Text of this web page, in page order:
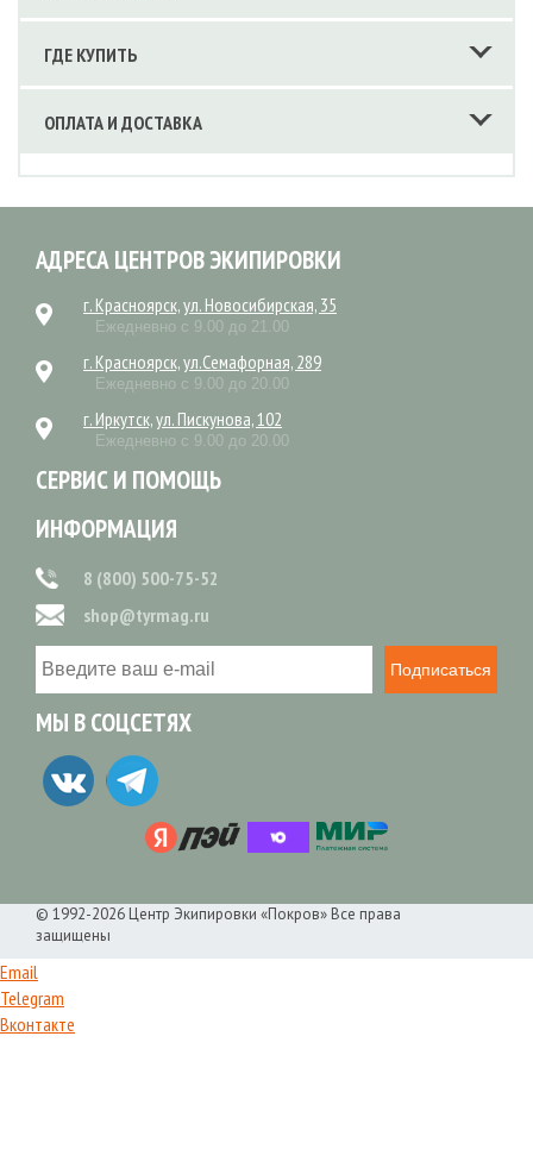
ГДЕ КУПИТЬ
ОПЛАТА И ДОСТАВКА
АДРЕСА ЦЕНТРОВ ЭКИПИРОВКИ
г. Красноярск, ул. Новосибирская, 35
Ежедневно с 9.00 до 21.00
г. Красноярск, ул.Семафорная, 289
Ежедневно с 9.00 до 20.00
г. Иркутск, ул. Пискунова, 102
Ежедневно с 9.00 до 20.00
СЕРВИС И ПОМОЩЬ
ИНФОРМАЦИЯ
8 (800) 500-75-52
shop@tyrmag.ru
Подписаться
МЫ В СОЦСЕТЯХ
© 1992-2026 Центр Экипировки «Покров» Все права
защищены
Email
Telegram
Вконтакте